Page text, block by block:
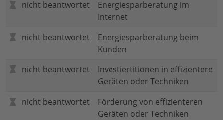
nicht beantwortet
Energiesparberatung im
Internet
nicht beantwortet
Energiesparberatung beim
Kunden
nicht beantwortet
Investiertitionen in effizientere
Geräten oder Techniken
nicht beantwortet
Förderung von effizienteren
Geräten oder Techniken